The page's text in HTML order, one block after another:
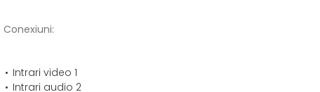
Conexiuni:
Intrari video 1
Intrari audio 2